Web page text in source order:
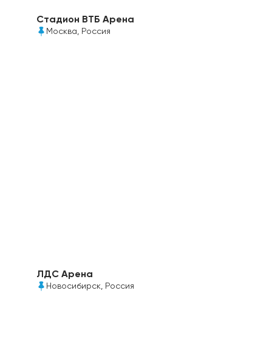
Стадион ВТБ Арена
Москва, Россия
ЛДС Арена
Новосибирск, Россия